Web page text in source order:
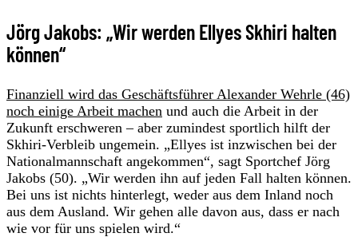
Jörg Jakobs: „Wir werden Ellyes Skhiri halten
können“
Finanziell wird das Geschäftsführer Alexander Wehrle (46)
noch einige Arbeit machen und auch die Arbeit in der
Zukunft erschweren – aber zumindest sportlich hilft der
Skhiri-Verbleib ungemein. „Ellyes ist inzwischen bei der
Nationalmannschaft angekommen“, sagt Sportchef Jörg
Jakobs (50). „Wir werden ihn auf jeden Fall halten können.
Bei uns ist nichts hinterlegt, weder aus dem Inland noch
aus dem Ausland. Wir gehen alle davon aus, dass er nach
wie vor für uns spielen wird.“